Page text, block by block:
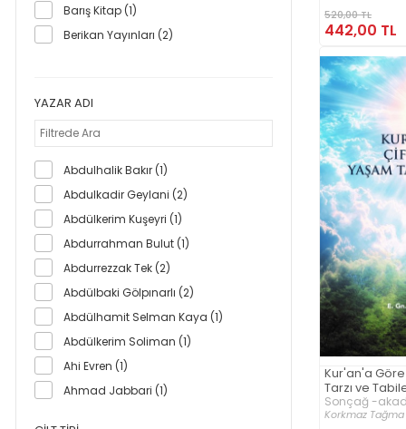
Barış Kitap (1)
Berikan Yayınları (2)
Bilgeoğuz Yayınları (3)
Bilgesu Yayıncılık (2)
Çağlayan Kitap (1)
Çizgi Kitabevi Yayınları (1)
YAZAR ADI
Abdulhalik Bakır (1)
Abdulkadir Geylani (2)
Abdülkerim Kuşeyri (1)
Abdurrahman Bulut (1)
Abdurrezzak Tek (2)
Abdülbaki Gölpınarlı (2)
Abdülhamit Selman Kaya (1)
Abdülkerim Soliman (1)
Ahi Evren (1)
Ahmad Jabbari (1)
520,00 TL
442,00 TL
Kur'an'a
Tarzı ve
Sonçağ -
Korkmaz Tağma